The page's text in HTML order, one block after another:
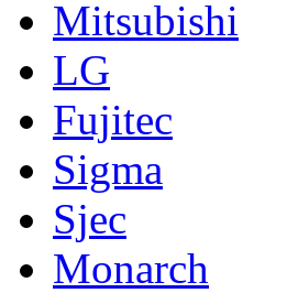
Mitsubishi
LG
Fujitec
Sigma
Sjec
Monarch